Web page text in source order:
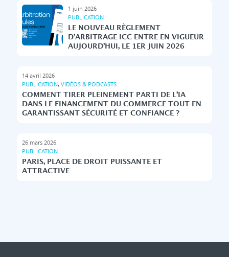
1 juin 2026
PUBLICATION
LE NOUVEAU RÈGLEMENT
D’ARBITRAGE ICC ENTRE EN VIGUEUR
AUJOURD’HUI, LE 1ER JUIN 2026
14 avril 2026
PUBLICATION, VIDÉOS & PODCASTS
COMMENT TIRER PLEINEMENT PARTI DE L’IA
DANS LE FINANCEMENT DU COMMERCE TOUT EN
GARANTISSANT SÉCURITÉ ET CONFIANCE ?
26 mars 2026
PUBLICATION
PARIS, PLACE DE DROIT PUISSANTE ET
ATTRACTIVE